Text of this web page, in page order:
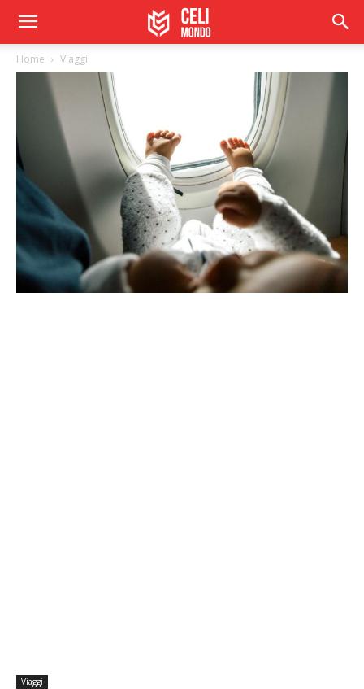
Home Viaggi
Viaggi